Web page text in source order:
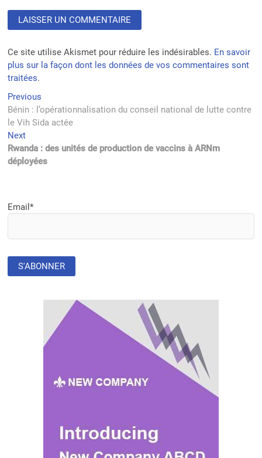
Ce site utilise Akismet pour réduire les indésirables. En savoir
plus sur la façon dont les données de vos commentaires sont
traitées.
Navigation
de
l’article
Previous
post:
Bénin : l’opérationnalisation du conseil national de lutte contre
le Vih Sida actée
NextNext
post:
Rwanda : des unités de production de vaccins à ARNm
déployées
Email*